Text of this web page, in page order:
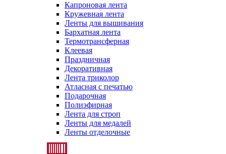
Капроновая лента
Кружевная лента
Ленты для вышивания
Бархатная лента
Термотрансферная
Клеевая
Праздничная
Декоративная
Лента триколор
Атласная с печатью
Подарочная
Полиэфирная
Лента для строп
Ленты для медалей
Ленты отделочные